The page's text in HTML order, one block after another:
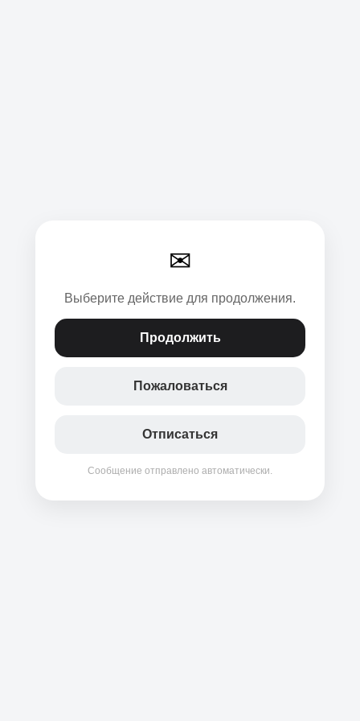
✉
Выберите действие для продолжения.
Продолжить
Пожаловаться
Отписаться
Сообщение отправлено автоматически.